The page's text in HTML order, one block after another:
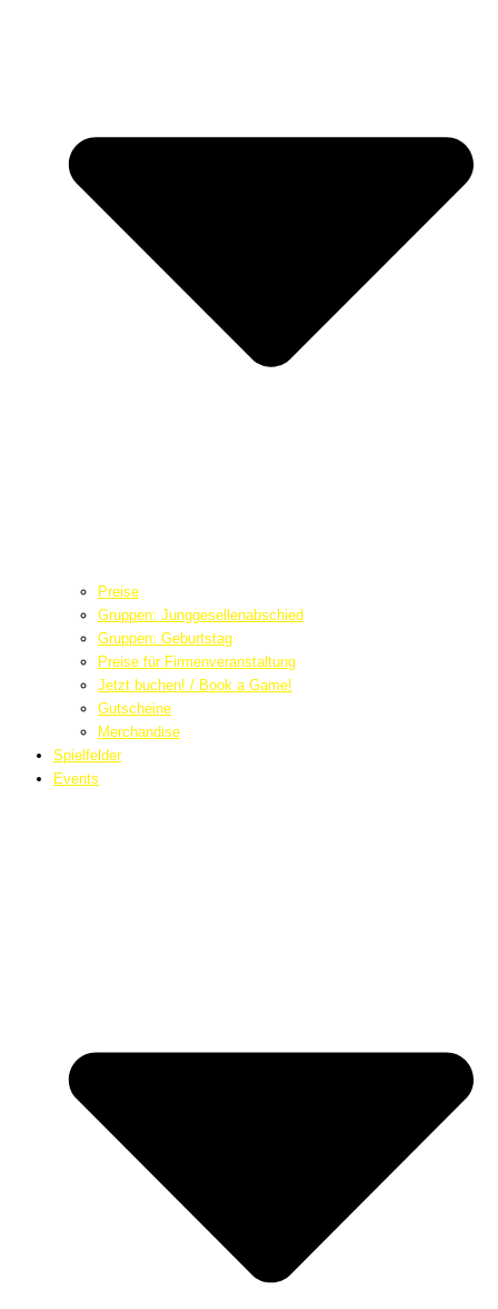
Preise
Gruppen: Junggesellenabschied
Gruppen: Geburtstag
Preise für Firmenveranstaltung
Jetzt buchen! / Book a Game!
Gutscheine
Merchandise
Spielfelder
Events